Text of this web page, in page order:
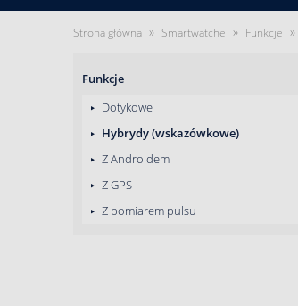
Strona główna » Smartwatche » Funkcje »
Funkcje
Dotykowe
Hybrydy (wskazówkowe)
Z Androidem
Z GPS
Z pomiarem pulsu